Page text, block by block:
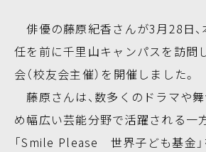
俳優の藤原紀香さんが3月28日、
任を前に千里山キャンパスを訪問
会（校友会主催）を開催しました。
藤原さんは、数多くのドラマや
め幅広い芸能分野で活躍される一
「Smile Please 世界子ども基金」